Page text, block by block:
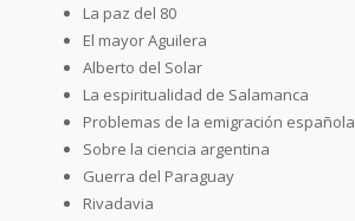
La paz del 80
El mayor Aguilera
Alberto del Solar
La espiritualidad de Salamanca
Problemas de la emigración española
Sobre la ciencia argentina
Guerra del Paraguay
Rivadavia